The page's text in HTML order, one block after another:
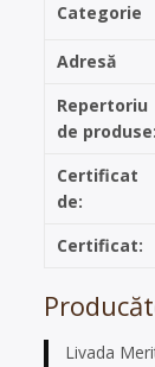
Categorie
Adresă
Repertoriu
de produse:
Certificat
de:
Certificat:
Livada